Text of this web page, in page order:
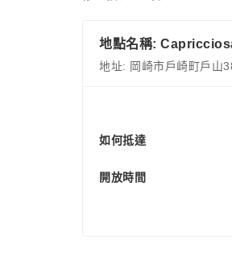
地點名稱:
地址: 岡崎市戶崎町戶山
如何抵達
開放時間